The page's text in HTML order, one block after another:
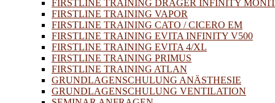
FIRSTLINE TRAINING DRÄGER INFINITY
FIRSTLINE TRAINING VAPOR
FIRSTLINE TRAINING CATO / CICERO EM
FIRSTLINE TRAINING EVITA INFINITY V500
FIRSTLINE TRAINING EVITA 4/XL
FIRSTLINE TRAINING PRIMUS
FIRSTLINE TRAINING ATLAN
GRUNDLAGENSCHULUNG ANÄSTHESIE
GRUNDLAGENSCHULUNG VENTILATION